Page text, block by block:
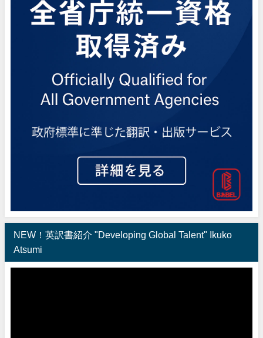
NEW！英訳書紹介 "Developing Global Talent" Ikuko
Atsumi